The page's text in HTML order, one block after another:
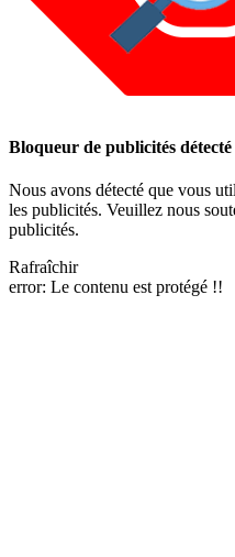
Bloqueur de publicités
Nous avons détecté que vous
les publicités. Veuillez nous
publicités.
Rafraîchir
error: Le contenu est protégé !!